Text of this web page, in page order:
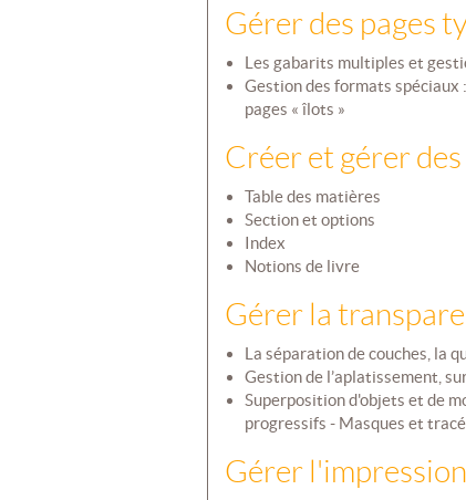
Gérer des pages
Les gabarits multiples et
Gestion des formats spéciaux
pages « îlots »
Créer et gérer
Table des matières
Section et options
Index
Notions de livre
Gérer la
La séparation de couches, la
Gestion de l’aplatissement,
Superposition d'objets et de
progressifs - Masques et
Gérer